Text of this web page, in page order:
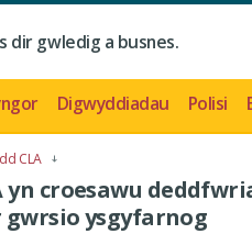
dir gwledig a busnes.
Digwyddiadau Polisi
CLA
yn croesawu
ysgyfarnog